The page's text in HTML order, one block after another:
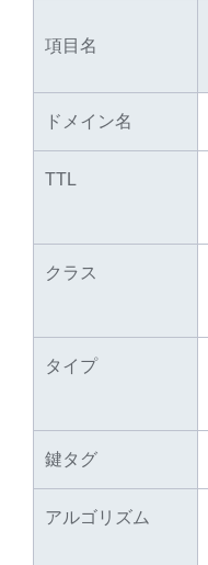
項目名
ドメイン名
TTL
クラス
タイプ
鍵タグ
アルゴリズム